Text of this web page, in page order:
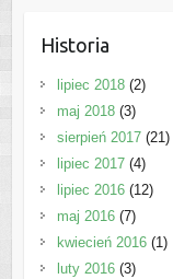
Historia
lipiec 2018(2)
maj 2018(3)
sierpień 2017(21)
lipiec 2017(4)
lipiec 2016(12)
maj 2016(7)
kwiecień 2016(1)
luty 2016(3)